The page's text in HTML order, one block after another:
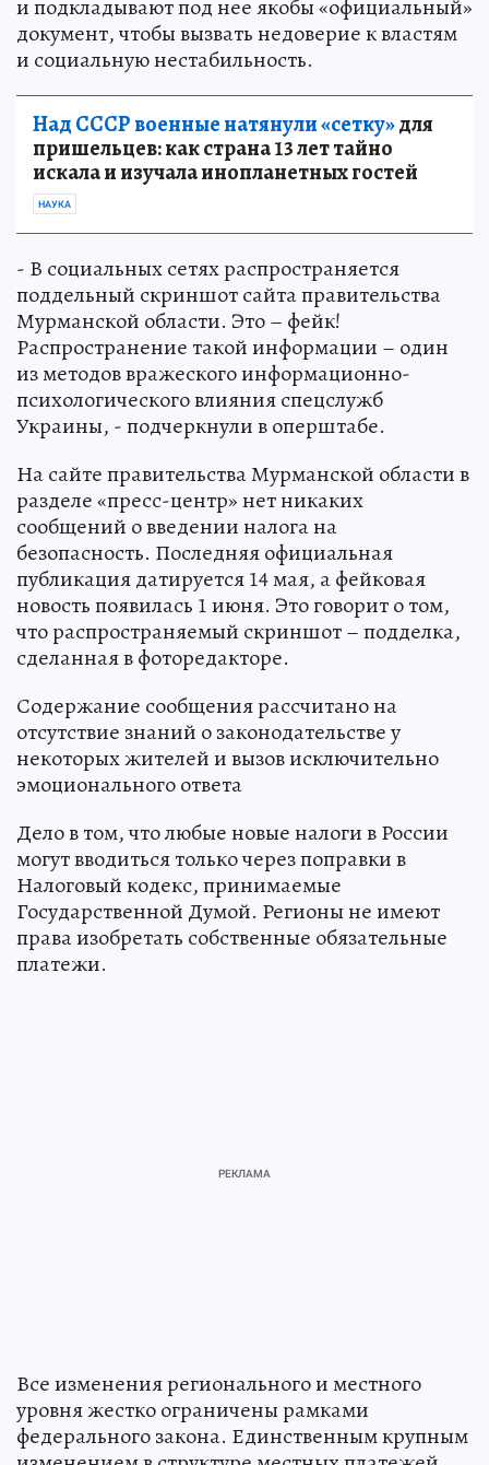
и подкладывают под нее якобы «официальный»
документ, чтобы вызвать недоверие к властям
и социальную нестабильность.
Над СССР военные натянули «сетку»для
пришельцев: как страна 13 лет тайно
искала и изучала инопланетных гостей
НАУКА
- В социальных сетях распространяется
поддельный скриншот сайта правительства
Мурманской области. Это – фейк!
Распространение такой информации – один
из методов вражеского информационно-
психологического влияния спецслужб
Украины, - подчеркнули в оперштабе.
На сайте правительства Мурманской области в
разделе «пресс-центр» нет никаких
сообщений о введении налога на
безопасность. Последняя официальная
публикация датируется 14 мая, а фейковая
новость появилась 1 июня. Это говорит о том,
что распространяемый скриншот – подделка,
сделанная в фоторедакторе.
Содержание сообщения рассчитано на
отсутствие знаний о законодательстве у
некоторых жителей и вызов исключительно
эмоционального ответа
Дело в том, что любые новые налоги в России
могут вводиться только через поправки в
Налоговый кодекс, принимаемые
Государственной Думой. Регионы не имеют
права изобретать собственные обязательные
платежи.
Все изменения регионального и местного
уровня жестко ограничены рамками
федерального закона. Единственным крупным